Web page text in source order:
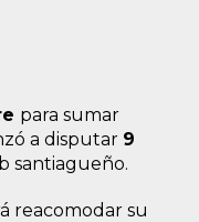
para sumar
a disputar 9
santiagueño.
reacomodar su